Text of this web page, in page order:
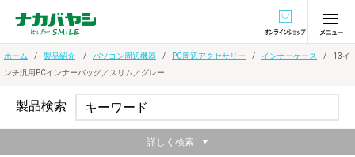
オンラインショ
ホーム 製品紹介 パソコン周辺機器 PC周辺アクセサリー インナーケース
13イ
ンチ汎用PCインナーバッグ／スリム／グレー
製品検索
詳しく検索